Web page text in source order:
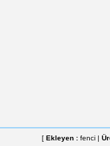
[ Ekleyen : fenci |